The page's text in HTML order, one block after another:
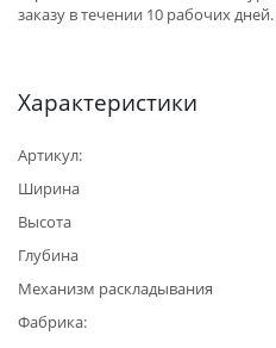
заказу в течении 10 рабочих дней.
Характеристики
Артикул:
Ширина
Высота
Глубина
Механизм раскладывания
Фабрика: